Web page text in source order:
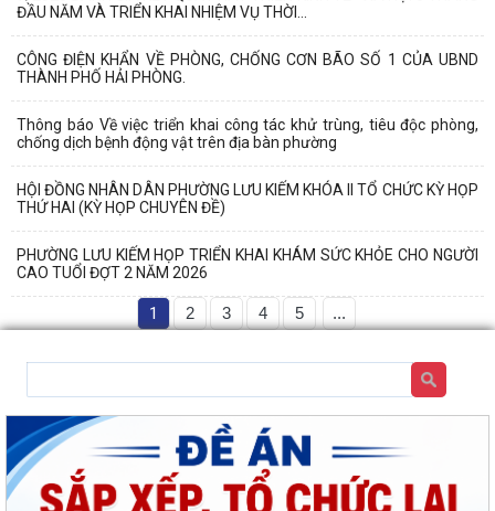
ĐẦU NĂM VÀ TRIỂN KHAI NHIỆM VỤ THỜI...
CÔNG ĐIỆN KHẨN VỀ PHÒNG, CHỐNG CƠN BÃO SỐ 1 CỦA UBND
THÀNH PHỐ HẢI PHÒNG.
Thông báo Về việc triển khai công tác khử trùng, tiêu độc phòng,
chống dịch bệnh động vật trên địa bàn phường
HỘI ĐỒNG NHÂN DÂN PHƯỜNG LƯU KIẾM KHÓA II TỔ CHỨC KỲ HỌP
THỨ HAI (KỲ HỌP CHUYÊN ĐỀ)
PHƯỜNG LƯU KIẾM HỌP TRIỂN KHAI KHÁM SỨC KHỎE CHO NGƯỜI
CAO TUỔI ĐỢT 2 NĂM 2026
1 2 3 4 5 ...